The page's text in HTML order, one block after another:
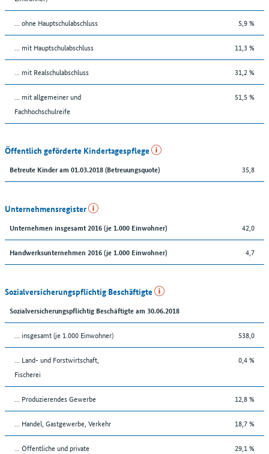
... ohne Hauptschulabschluss 5,9 %
... mit Hauptschulabschluss 11,3 %
... mit Realschulabschluss 31,2 %
... mit allgemeiner und
Fachhochschulreife
51,5 %
Öffentlich geförderte Kindertagespflege
Betreute Kinder am 01.03.2018 (Betreuungsquote) 35,8
Unternehmensregister
Unternehmen insgesamt 2016 (je 1.000 Einwohner) 42,0
Handwerksunternehmen 2016 (je 1.000 Einwohner) 4,7
Sozialversicherungspflichtig Beschäftigte
Sozialversicherungspflichtig Beschäftigte am 30.06.2018
... insgesamt (je 1.000 Einwohner) 538,0
... Land- und Forstwirtschaft,
Fischerei
0,4 %
... Produzierendes Gewerbe 12,8 %
... Handel, Gastgewerbe, Verkehr 18,7 %
... Öffentliche und private
29,1 %